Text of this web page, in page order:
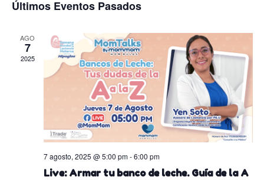
de
vistas
de
fecha.
Últimos Eventos Pasados
AGO
7
2025
7 agosto, 2025 @ 5:00 pm-6:00 pm
Live: Armar tu banco de leche. Guía de la A